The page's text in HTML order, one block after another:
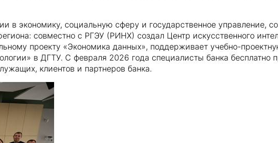
в экономику, социальную сферу и государственное управление,
совместно с РГЭУ (РИНХ) создал Центр искусственного
проекту «Экономика данных», поддерживает учебно-
в ДГТУ. С февраля 2026 года специалисты банка бесплатно
клиентов и партнеров банка.